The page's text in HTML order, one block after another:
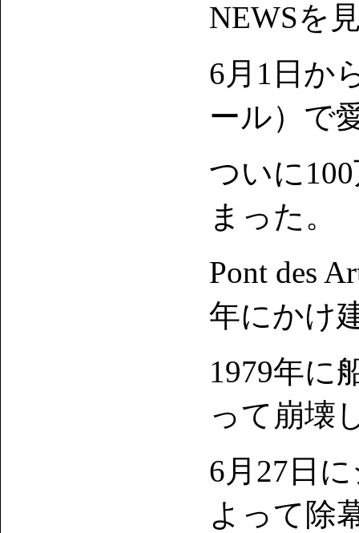
NEWSを
6月1日か
ール）で
ついに
まった。
Pont des
年にかけ
1979年に
って崩壊
6月27日
よって除